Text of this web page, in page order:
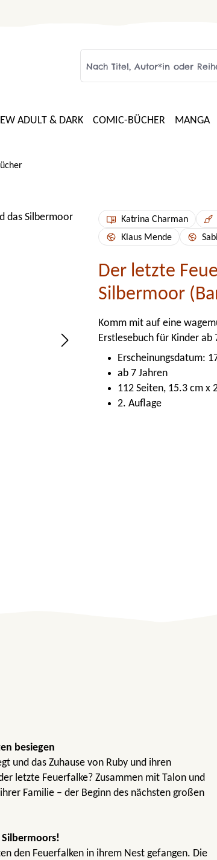
ADULT & DARK COMIC-BÜCHER MANGA
Katrina Charman
Klaus Mende
Der letzte
Silbermoor
Komm mit auf eine
Erstlesebuch für Kinder ab
Erscheinungsdatum:
ab 7 Jahren
112 Seiten, 15.3 cm x
2. Auflage
besiegen
und das Zuhause von Ruby und ihren
letzte Feuerfalke? Zusammen mit Talon und
Familie – der Beginn des nächsten großen
den Feuerfalken in ihrem Nest gefangen. Die